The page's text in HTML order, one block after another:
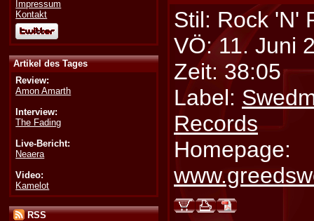
Impressum
Kontakt
Artikel des Tages
Review:
Amon Amarth
Interview:
The Fading
Live-Bericht:
Neaera
Video:
Kamelot
RSS
Stil: Rock 'N'
VÖ: 11. Juni
Zeit: 38:05
Label:
Records
Homepage: